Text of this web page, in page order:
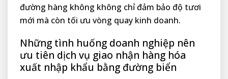
đường hàng không không chỉ đảm bảo độ tươi
mới mà còn tối ưu vòng quay kinh doanh.
Những tình huống doanh nghiệp nên
ưu tiên dịch vụ giao nhận hàng hóa
xuất nhập khẩu bằng đường biển